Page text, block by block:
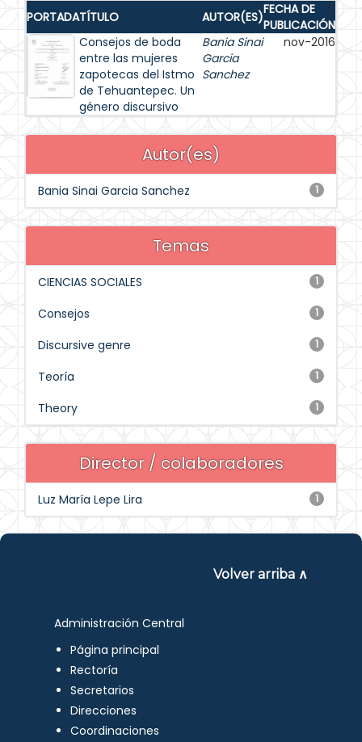
PORTADATÍTULO AUTOR(ES)FECHA DE
PUBLICACIÓN
Consejos de boda
entre las mujeres
zapotecas del Istmo
de Tehuantepec. Un
género discursivo
Bania Sinai
Garcia
Sanchez
nov-2016
Autor(es)
1
Bania Sinai Garcia Sanchez
Temas
1
CIENCIAS SOCIALES
1
Consejos
1
Discursive genre
1
Teoría
1
Theory
Director / colaboradores
1
Luz María Lepe Lira
Volver arriba ∧
Administración Central
Página principal
Rectoría
Secretarios
Direcciones
Coordinaciones